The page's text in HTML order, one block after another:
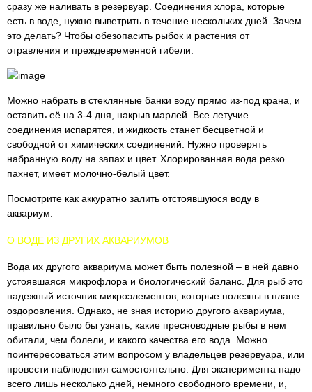
сразу же наливать в резервуар. Соединения хлора, которые
есть в воде, нужно выветрить в течение нескольких дней. Зачем
это делать? Чтобы обезопасить рыбок и растения от
отравления и преждевременной гибели.
Можно набрать в стеклянные банки воду прямо из-под крана, и
оставить её на 3-4 дня, накрыв марлей. Все летучие
соединения испарятся, и жидкость станет бесцветной и
свободной от химических соединений. Нужно проверять
набранную воду на запах и цвет. Хлорированная вода резко
пахнет, имеет молочно-белый цвет.
Посмотрите как аккуратно залить отстоявшуюся воду в
аквариум.
О ВОДЕ ИЗ ДРУГИХ АКВАРИУМОВ
Вода их другого аквариума может быть полезной – в ней давно
устоявшаяся микрофлора и биологический баланс. Для рыб это
надежный источник микроэлементов, которые полезны в плане
оздоровления. Однако, не зная историю другого аквариума,
правильно было бы узнать, какие пресноводные рыбы в нем
обитали, чем болели, и какого качества его вода. Можно
поинтересоваться этим вопросом у владельцев резервуара, или
провести наблюдения самостоятельно. Для эксперимента надо
всего лишь несколько дней, немного свободного времени, и,